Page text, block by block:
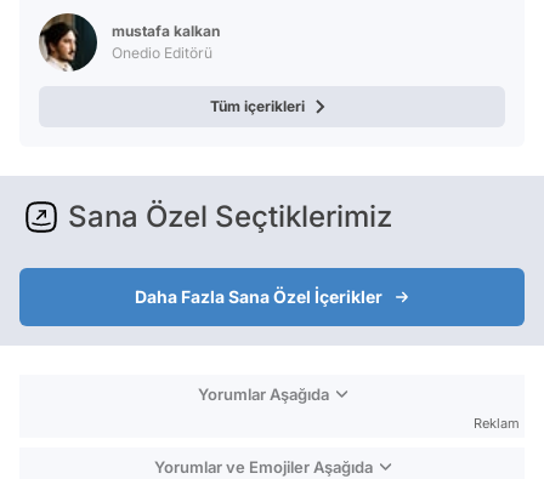
mustafa kalkan
Onedio Editörü
Tüm içerikleri
Sana Özel Seçtiklerimiz
Daha Fazla Sana Özel İçerikler
Yorumlar Aşağıda
Reklam
Yorumlar ve Emojiler Aşağıda